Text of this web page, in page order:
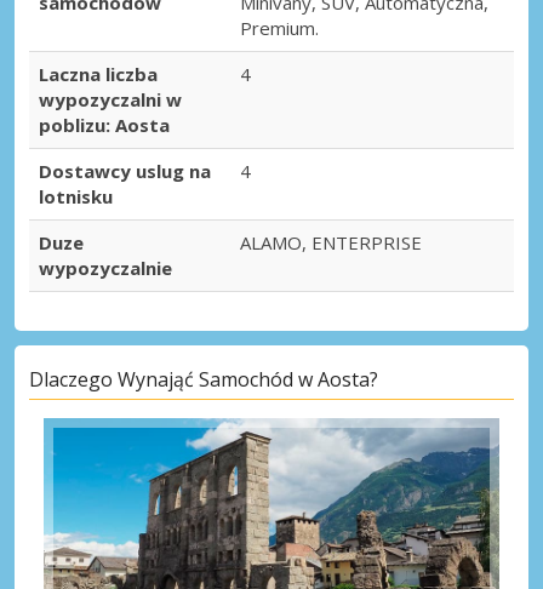
Premium.
Laczna liczba
wypozyczalni w
poblizu: Aosta
4
Dostawcy uslug na
lotnisku
4
Duze
wypozyczalnie
ALAMO, ENTERPRISE
Dlaczego Wynająć Samochód w Aosta?